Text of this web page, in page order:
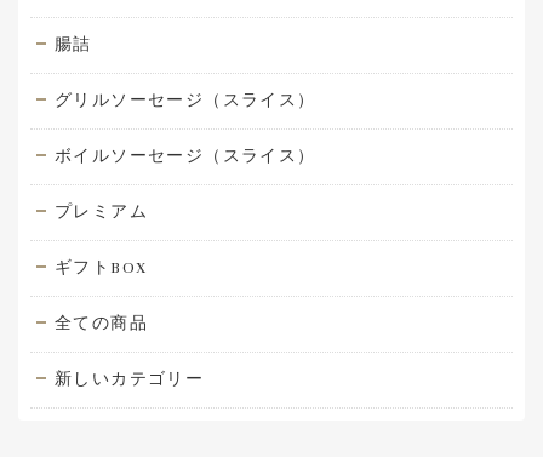
腸詰
グリルソーセージ（スライス）
ボイルソーセージ（スライス）
プレミアム
ギフトBOX
全ての商品
新しいカテゴリー